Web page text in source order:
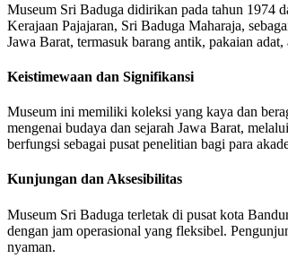
Museum Sri Baduga didirikan pada tahun 1974
Kerajaan Pajajaran, Sri Baduga Maharaja,
Jawa Barat, termasuk barang antik, pakaian
Keistimewaan dan Signifikansi
Museum ini memiliki koleksi yang kaya dan
mengenai budaya dan sejarah Jawa Barat,
berfungsi sebagai pusat penelitian bagi para
Kunjungan dan Aksesibilitas
Museum Sri Baduga terletak di pusat kota
dengan jam operasional yang fleksibel.
nyaman.